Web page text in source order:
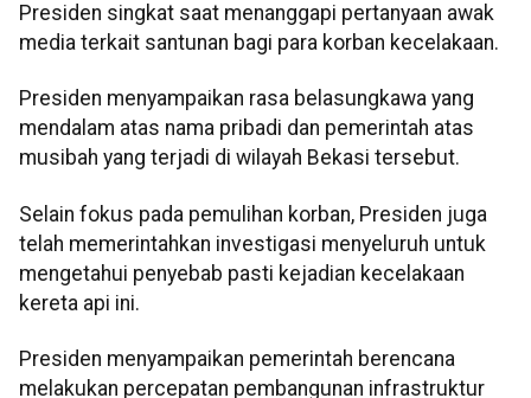
Presiden singkat saat menanggapi pertanyaan awak
media terkait santunan bagi para korban kecelakaan.
Presiden menyampaikan rasa belasungkawa yang
mendalam atas nama pribadi dan pemerintah atas
musibah yang terjadi di wilayah Bekasi tersebut.
Selain fokus pada pemulihan korban, Presiden juga
telah memerintahkan investigasi menyeluruh untuk
mengetahui penyebab pasti kejadian kecelakaan
kereta api ini.
Presiden menyampaikan pemerintah berencana
melakukan percepatan pembangunan infrastruktur